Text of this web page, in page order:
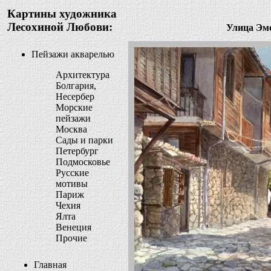
Картины художника
Лесохиной Любови:
Пейзажи акварелью
Архитектура
Болгария,
Несербер
Морские
пейзажи
Москва
Сады и парки
Петербург
Подмосковье
Русские
мотивы
Париж
Чехия
Ялта
Венеция
Прочие
Главная
Улица